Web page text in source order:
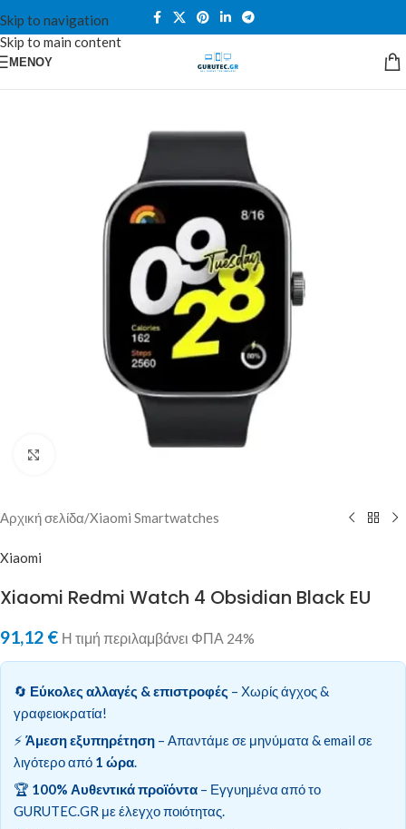
Skip to navigation
Skip to main content
ΜΕΝΟΎ
Αρχική σελίδα/Xiaomi Smartwatches
Xiaomi
Xiaomi Redmi Watch 4 Obsidian Black EU
91,12 € Η τιμή περιλαμβάνει ΦΠΑ 24%
🔄 Εύκολες αλλαγές & επιστροφές – Χωρίς άγχος &
γραφειοκρατία!
⚡ Άμεση εξυπηρέτηση – Απαντάμε σε μηνύματα & email σε
λιγότερο από 1 ώρα.
🏆 100% Αυθεντικά προϊόντα – Εγγυημένα από το
GURUTEC.GR με έλεγχο ποιότητας.